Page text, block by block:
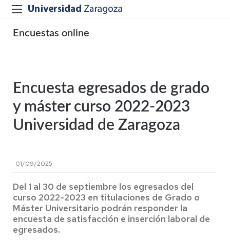
Encuestas online
Encuesta egresados de grado
y máster curso 2022-2023
Universidad de Zaragoza
01/09/2025
Del 1 al 30 de septiembre los egresados del
curso 2022-2023 en titulaciones de Grado o
Máster Universitario podrán responder la
encuesta de satisfacción e inserción laboral de
egresados.